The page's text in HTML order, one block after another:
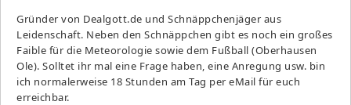
Gründer von Dealgott.de und Schnäppchenjäger aus
Leidenschaft. Neben den Schnäppchen gibt es noch ein großes
Fai­ble für die Meteorologie sowie dem Fußball (Oberhausen
Ole). Solltet ihr mal eine Frage haben, eine Anregung usw. bin
ich normalerweise 18 Stunden am Tag per eMail für euch
erreichbar.